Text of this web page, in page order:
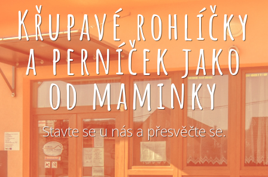
Křupavé rohlíčky
a perníček jako
od maminky
Stavte se u nás a přesvěčte se.